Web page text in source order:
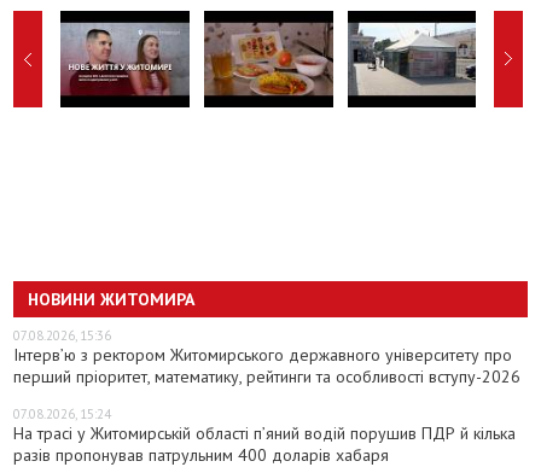
НОВИНИ ЖИТОМИРА
07.08.2026, 15:36
Інтерв’ю з ректором Житомирського державного університету про
перший пріоритет, математику, рейтинги та особливості вступу-2026
07.08.2026, 15:24
На трасі у Житомирській області п’яний водій порушив ПДР й кілька
разів пропонував патрульним 400 доларів хабаря